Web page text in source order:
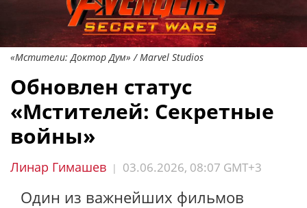
«Мстители: Доктор Дум» / Marvel Studios
Обновлен статус
«Мстителей: Секретные
войны»
Линар Гимашев | 03.06.2026, 08:07 GMT+3
Один из важнейших фильмов